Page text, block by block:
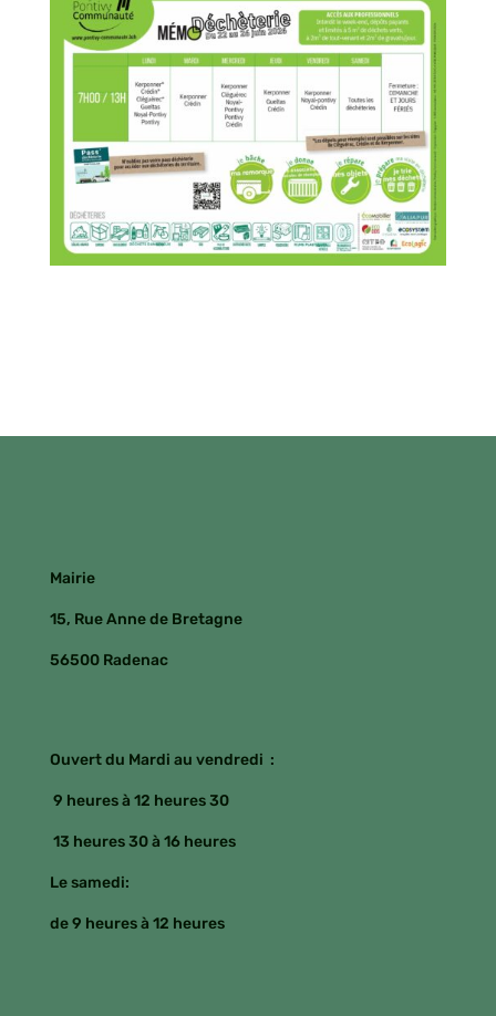
Mairie
15, Rue Anne de Bretagne
56500 Radenac
Ouvert du Mardi au vendredi :
9 heures à 12 heures 30
13 heures 30 à 16 heures
Le samedi:
de 9 heures à 12 heures